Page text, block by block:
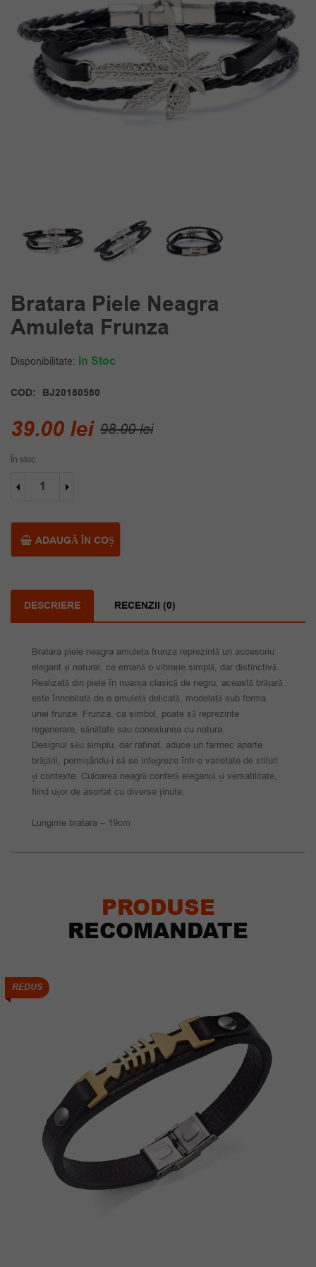
Bratara Piele Neagra
Amuleta Frunza
Disponibilitate: In Stoc
COD: BJ20180580
98.00leiPrețul
39.00 lei
Prețul
În stoc
Cantitate
Bratara
frunza
ADAUGĂ ÎN COȘ
DESCRIERE RECENZII (0)
Bratara piele neagra amuleta frunza reprezintă un accesoriu
elegant și natural, ce emană o vibrație simplă, dar distinctivă.
Realizată din piele în nuanța clasică de negru, această brățară
este înnobilată de o amuletă delicată, modelată sub forma
unei frunze. Frunza, ca simbol, poate să reprezinte
regenerare, sănătate sau conexiunea cu natura.
Designul său simplu, dar rafinat, aduce un farmec aparte
brățării, permițându-i să se integreze într-o varietate de stiluri
și contexte. Culoarea neagră conferă eleganță și versatilitate,
fiind ușor de asortat cu diverse ținute.
Lungime bratara – 19cm
PRODUSE
RECOMANDATE
REDUS